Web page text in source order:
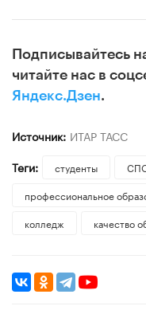
Подписывайтесь
читайте нас в
Яндекс.Дзен.
Источник: ИТАР ТАСС
Теги:
студенты
профессиональное
колледж
качество